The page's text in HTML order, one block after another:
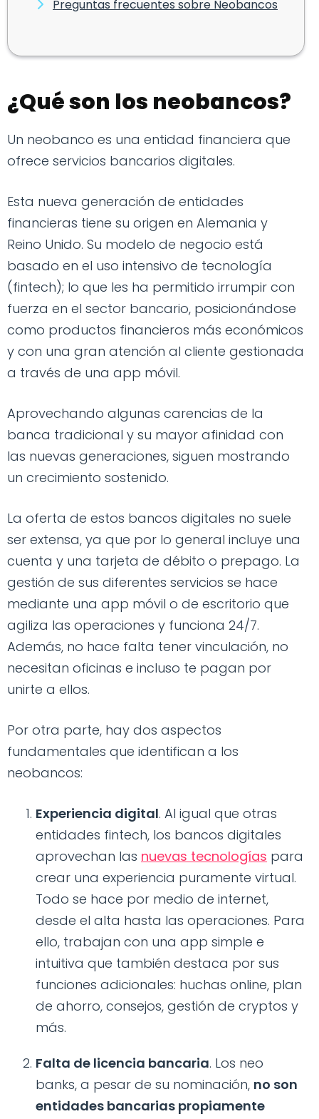
Preguntas frecuentes sobre Neobancos
¿Qué son los neobancos?
Un neobanco es una entidad financiera que
ofrece servicios bancarios digitales.
Esta nueva generación de entidades
financieras tiene su origen en Alemania y
Reino Unido. Su modelo de negocio está
basado en el uso intensivo de tecnología
(fintech); lo que les ha permitido irrumpir con
fuerza en el sector bancario, posicionándose
como productos financieros más económicos
y con una gran atención al cliente gestionada
a través de una app móvil.
Aprovechando algunas carencias de la
banca tradicional y su mayor afinidad con
las nuevas generaciones, siguen mostrando
un crecimiento sostenido.
La oferta de estos bancos digitales no suele
ser extensa, ya que por lo general incluye una
cuenta y una tarjeta de débito o prepago. La
gestión de sus diferentes servicios se hace
mediante una app móvil o de escritorio que
agiliza las operaciones y funciona 24/7.
Además, no hace falta tener vinculación, no
necesitan oficinas e incluso te pagan por
unirte a ellos.
Por otra parte, hay dos aspectos
fundamentales que identifican a los
neobancos:
Experiencia digital. Al igual que otras
entidades fintech, los bancos digitales
aprovechan las nuevas tecnologías para
crear una experiencia puramente virtual.
Todo se hace por medio de internet,
desde el alta hasta las operaciones. Para
ello, trabajan con una app simple e
intuitiva que también destaca por sus
funciones adicionales: huchas online, plan
de ahorro, consejos, gestión de cryptos y
más.
Falta de licencia bancaria. Los neo
banks, a pesar de su nominación, no son
entidades bancarias propiamente